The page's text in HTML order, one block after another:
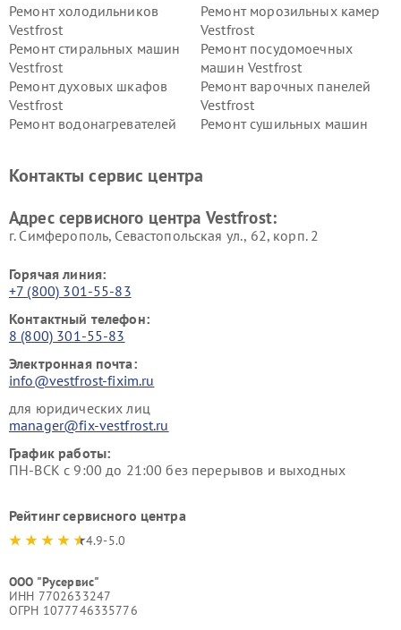
Ремонт холодильников
Vestfrost
Ремонт морозильных камер
Vestfrost
Ремонт стиральных машин
Vestfrost
Ремонт посудомоечных
машин Vestfrost
Ремонт духовых шкафов
Vestfrost
Ремонт варочных панелей
Vestfrost
Ремонт водонагревателей
Ремонт сушильных машин
Vestfrost
Контакты сервис центра
Адрес сервисного центра Vestfrost:
г. Симферополь, Севастопольская ул., 62, корп. 2
Горячая линия:
+7 (800) 301-55-83
Контактный телефон:
8 (800) 301-55-83
Электронная почта:
info@vestfrost-fixim.ru
для юридических лиц
manager@fix-vestfrost.ru
График работы:
ПН-ВСК с 9:00 до 21:00 без перерывов и выходных
Рейтинг сервисного центра
4.9-5.0
ООО "Русервис"
ИНН 7702633247
ОГРН 1077746335776